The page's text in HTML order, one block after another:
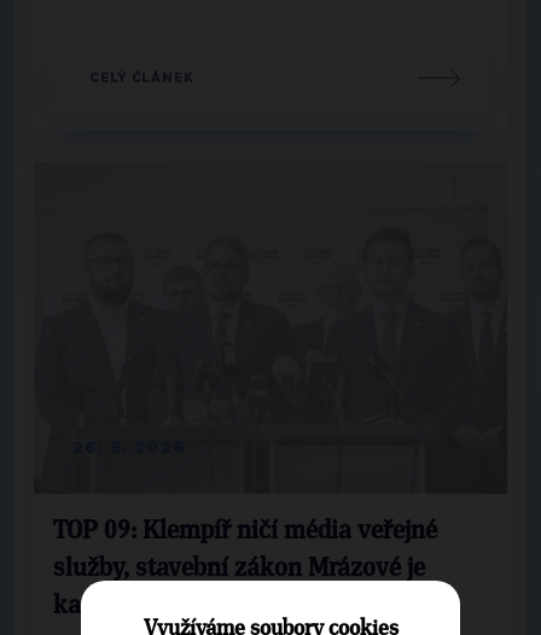
CELÝ ČLÁNEK
TOP 09: Klempíř ničí média veřejné
služby, stavební zákon Mrázové je
katastrofa. Oba musí skončit
Využíváme soubory cookies